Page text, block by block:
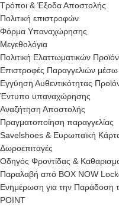
Τρόποι & Έξοδα Αποστολής
Πολιτική επιστροφών
Φόρμα Υπαναχώρησης
Μεγεθολόγια
Πολιτική Ελαττωματικών
Επιστροφές Παραγγελιών
Εγγύηση Αυθεντικότητας
Έντυπο υπαναχώρησης
Αναζήτηση Αποστολής
Πραγματοποίηση παραγγελίας
Savelshoes & Ευρωπαϊκή
Δωροεπιταγές
Οδηγός Φροντίδας &
Παραλαβή από BOX NOW
Ενημέρωση για την Παράδοση
POINT